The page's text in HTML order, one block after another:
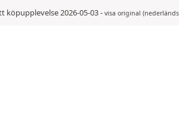
köpupplevelse 2026-05-03- visa original